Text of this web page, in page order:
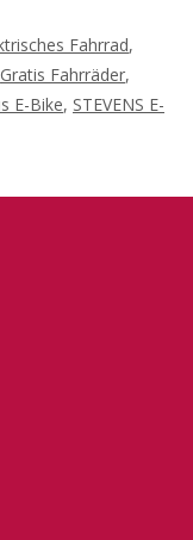
Fahrrad,
Gratis Fahrräder,
E-Bike, STEVENS E-